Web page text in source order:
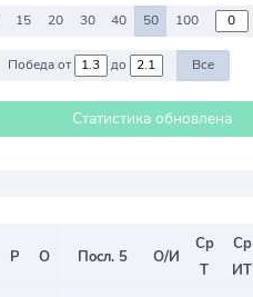
15 20 30 40 50 100
Победа от до Все
Статистика обновлена
Р О Посл. 5 О/И
Ср
Т
Ср
ИТ